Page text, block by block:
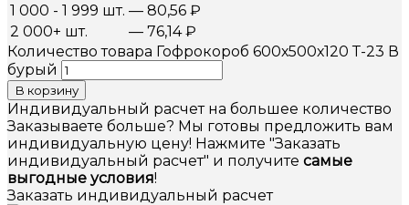
1 000 - 1 999 шт. — 80,56 ₽
2 000+ шт.
— 76,14₽
Количество товара Гофрокороб 600х500х120 Т-23 В
бурый
В корзину
Индивидуальный расчет на большее количество
Заказываете больше? Мы готовы предложить вам
индивидуальную цену! Нажмите "Заказать
индивидуальный расчет" и получите самые
выгодные условия!
Заказать индивидуальный расчет